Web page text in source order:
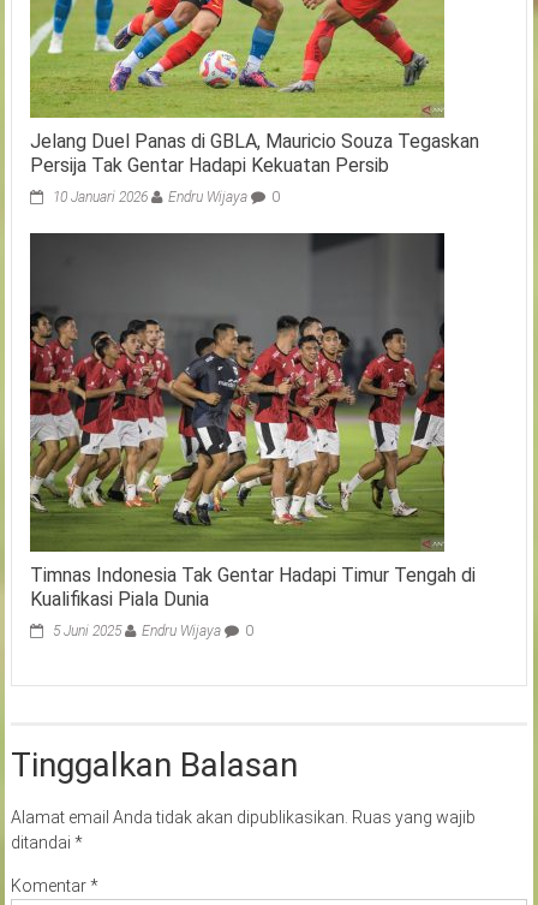
Jelang Duel Panas di GBLA, Mauricio Souza Tegaskan
Persija Tak Gentar Hadapi Kekuatan Persib
10 Januari 2026 Endru Wijaya 0
Timnas Indonesia Tak Gentar Hadapi Timur Tengah di
Kualifikasi Piala Dunia
5 Juni 2025 Endru Wijaya 0
Tinggalkan Balasan
Alamat email Anda tidak akan dipublikasikan. Ruas yang wajib
ditandai *
Komentar*